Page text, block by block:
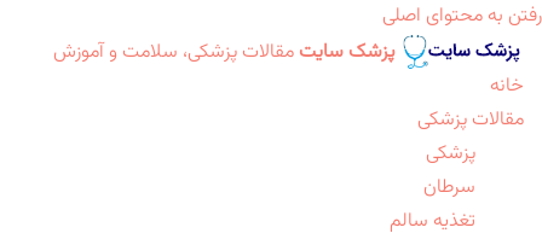
رفتن به محتوای اصلی
پزشک سایت مقالات پزشکی، سلامت و آموزش
خانه
مقالات پزشکی
پزشکی
سرطان
تغذیه سالم